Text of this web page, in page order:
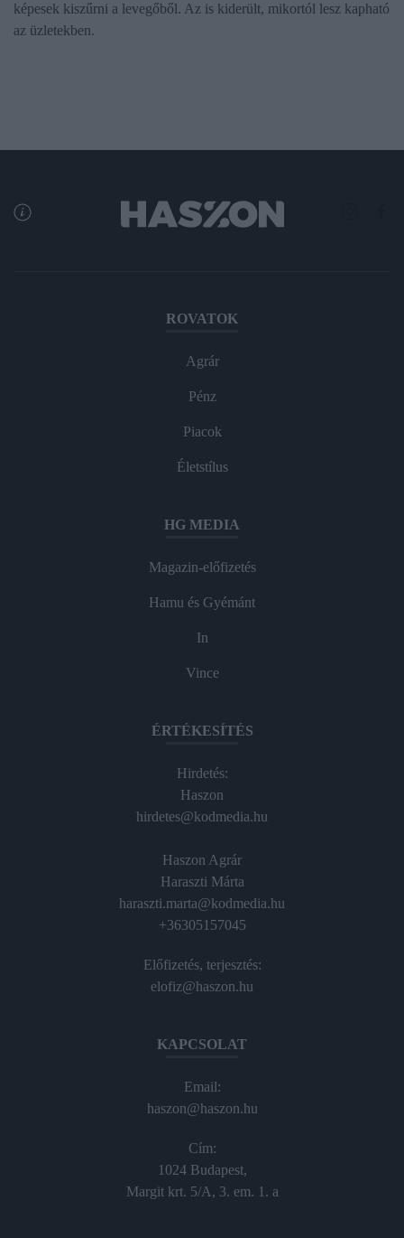
képesek kiszűrni a levegőből. Az is kiderült, mikortól lesz kapható
az üzletekben.
ROVATOK
Agrár
Pénz
Piacok
Életstílus
HG MEDIA
Magazin-előfizetés
Hamu és Gyémánt
In
Vince
ÉRTÉKESÍTÉS
Hirdetés:
Haszon
hirdetes@kodmedia.hu
Haszon Agrár
Haraszti Márta
haraszti.marta@kodmedia.hu
+36305157045
Előfizetés, terjesztés:
elofiz@haszon.hu
KAPCSOLAT
Email:
haszon@haszon.hu
Cím:
1024 Budapest,
Margit krt. 5/A, 3. em. 1. a